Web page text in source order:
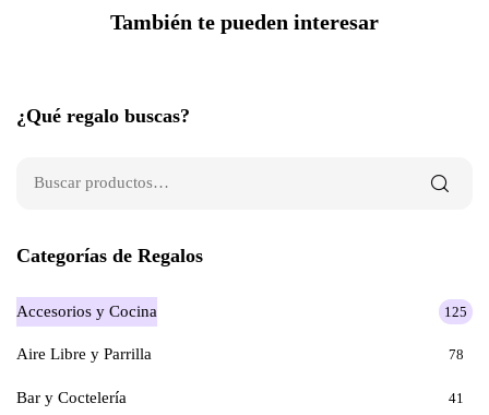
También te pueden interesar
¿Qué regalo buscas?
Categorías de Regalos
Accesorios y Cocina 125
Aire Libre y Parrilla 78
Bar y Coctelería 41